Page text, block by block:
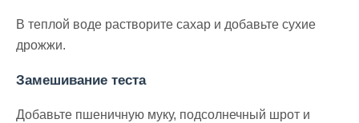
В теплой воде растворите сахар и добавьте сухие
дрожжи.
Замешивание теста
Добавьте пшеничную муку, подсолнечный шрот и